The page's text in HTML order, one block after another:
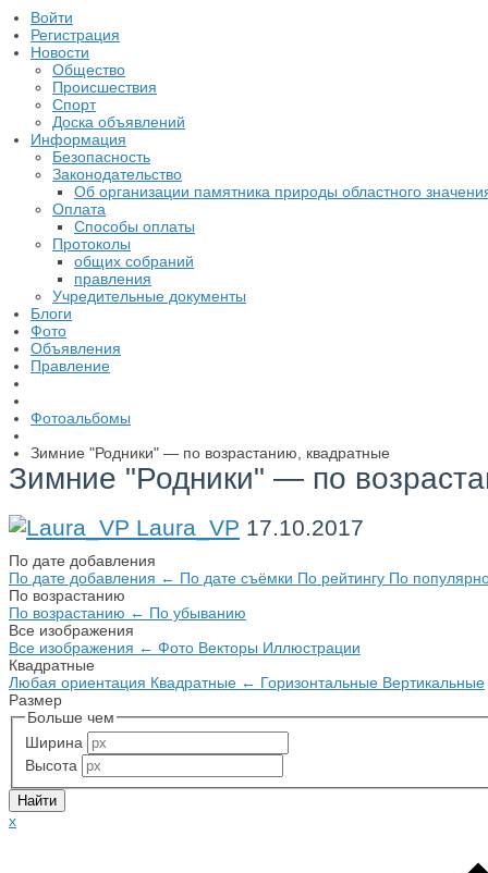
Войти
Регистрация
Новости
Общество
Происшествия
Спорт
Доска объявлений
Информация
Безопасность
Законодательство
Об организации памятника природы областного
Оплата
Способы оплаты
Протоколы
общих собраний
правления
Учредительные документы
Блоги
Фото
Объявления
Правление
Фотоальбомы
Зимние "Родники" — по возрастанию, квадратные
Зимние "Родники" — по
Laura_VP 17.10.2017
По дате добавления
По дате добавления ← По дате съёмки По рейтингу По
По возрастанию
По возрастанию ← По убыванию
Все изображения
Все изображения ← Фото Векторы Иллюстрации
Квадратные
Любая ориентация Квадратные ← Горизонтальные Вертикальные
Размер
Больше чем
Ширина
Высота
x